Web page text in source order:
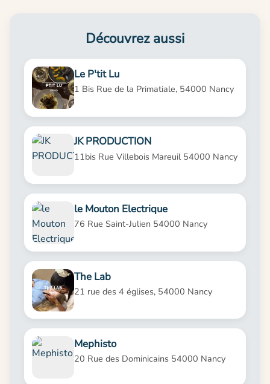
Découvrez aussi
Le P'tit Lu
1 Bis Rue de la Primatiale, 54000 Nancy
JK PRODUCTION
11bis Rue Villebois Mareuil 54000 Nancy
le Mouton Electrique
76 Rue Saint-Julien 54000 Nancy
The Lab
21 rue des 4 églises, 54000 Nancy
Mephisto
20 Rue des Dominicains 54000 Nancy